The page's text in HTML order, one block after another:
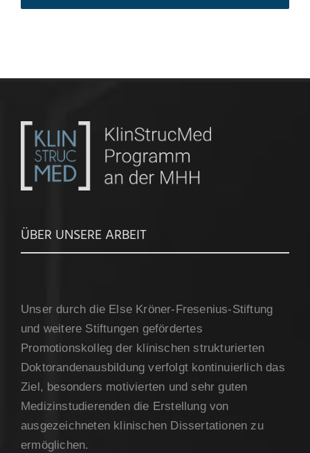
ÜBER UNSERE ARBEIT
Unser durch die Else Kröner-Fresenius-Stiftung
und weitere Stiftungen gefördertes
Promotionskolleg der klinischen strukturierten
Doktorandenausbildung verfolgt kontinuierlich das
Ziel, besonders motivierten und sehr guten
Medizinstudierenden die Erstellung von
ausgezeichneten klinischen Dissertationen zu
ermöglichen.